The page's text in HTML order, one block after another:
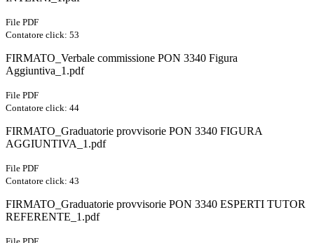
File PDF
Contatore click: 53
FIRMATO_Verbale commissione PON 3340 Figura
Aggiuntiva_1.pdf
File PDF
Contatore click: 44
FIRMATO_Graduatorie provvisorie PON 3340 FIGURA
AGGIUNTIVA_1.pdf
File PDF
Contatore click: 43
FIRMATO_Graduatorie provvisorie PON 3340 ESPERTI TUTOR
REFERENTE_1.pdf